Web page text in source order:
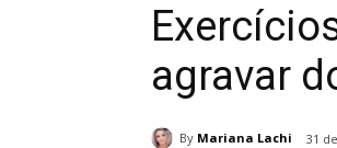
agravar
By Mariana Lachi 31